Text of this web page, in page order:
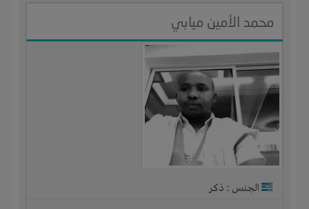
محمد الأمين ميابي
الجنس : ذكر